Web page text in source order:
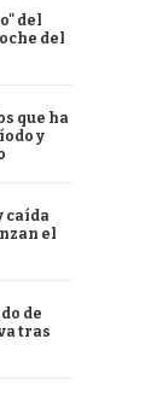
del
del
que ha
y
caída
el
de
tras